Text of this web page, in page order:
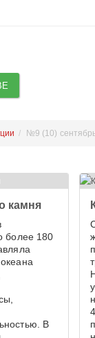
№9 (10)
камня
более 180
В